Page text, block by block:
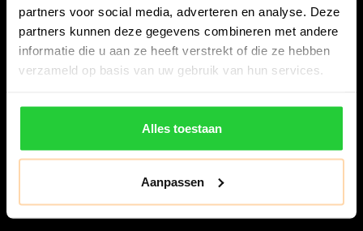
partners voor social media, adverteren en analyse. Deze
partners kunnen deze gegevens combineren met andere
informatie die u aan ze heeft verstrekt of die ze hebben
verzameld op basis van uw gebruik van hun services.
Alles toestaan
Aanpassen
Bespanracket.nl is dé racketspecialist van Lelystad en
omstreken.
8224 AA Lelystad
06-57276080
info@bespanracket.nl